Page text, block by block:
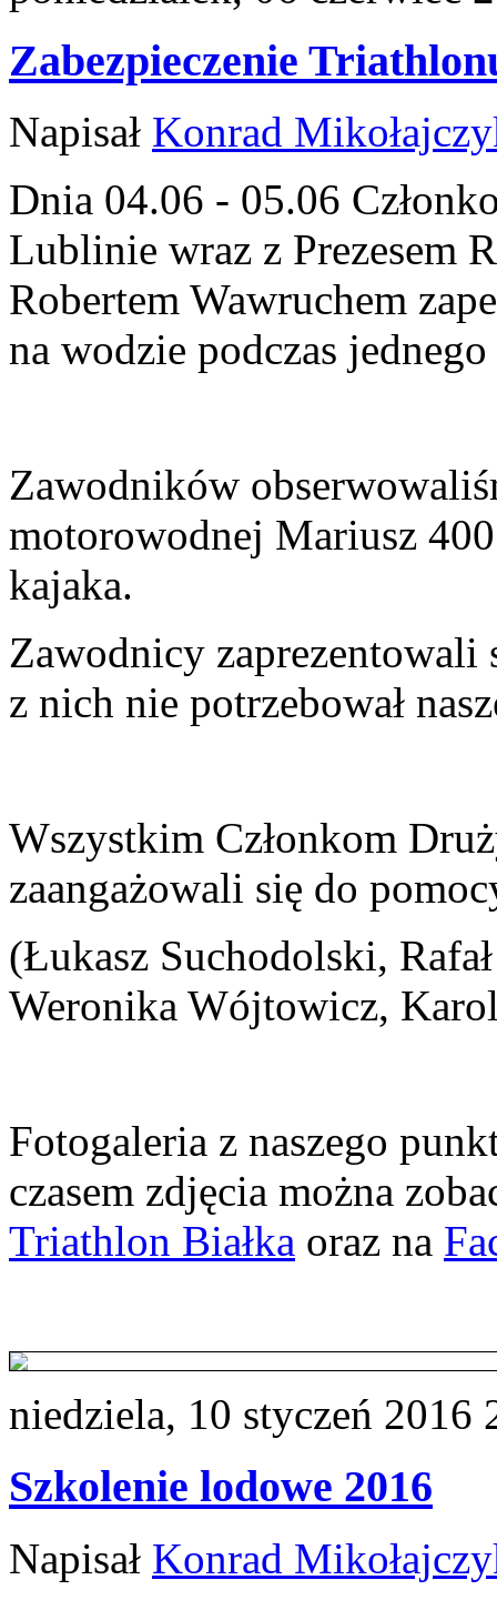
Zabezpieczenie
Napisał Konrad
Dnia 04.06 - 05.06
Lublinie wraz z Prezesem
Robertem Wawruchem
na wodzie podczas
Zawodników
motorowodnej Mariusz
kajaka.
Zawodnicy zaprezentowali
z nich nie potrzebował
Wszystkim Członkom
zaangażowali się do
(Łukasz Suchodolski,
Weronika Wójtowicz,
Fotogaleria z naszego
czasem zdjęcia można
Triathlon Białka oraz na
niedziela, 10 styczeń 2016
Szkolenie lodowe 2016
Napisał Konrad